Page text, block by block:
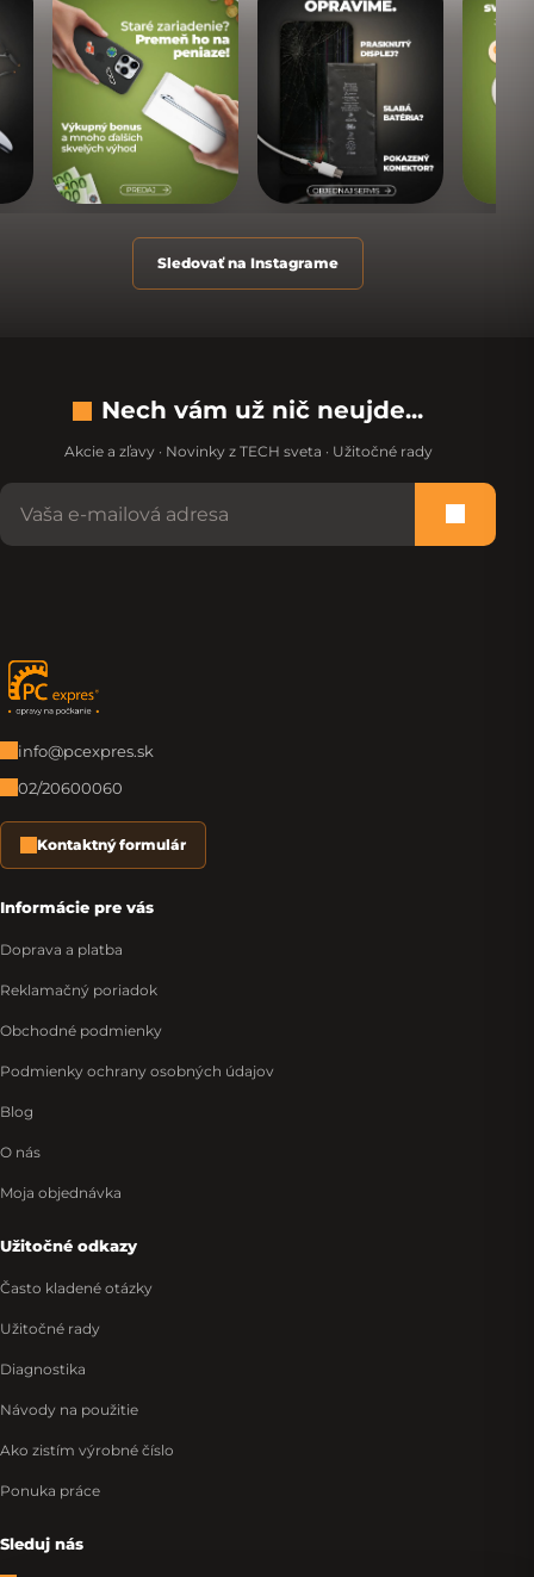
Sledovať na Instagrame
Nech vám už nič neujde...
Akcie a zľavy · Novinky z TECH sveta · Užitočné rady
Nevypĺňajte toto pole:
Zápätie
info@pcexpres.sk
02/20600060
Kontaktný formulár
Informácie pre vás
Doprava a platba
Reklamačný poriadok
Obchodné podmienky
Podmienky ochrany osobných údajov
Blog
O nás
Moja objednávka
Užitočné odkazy
Často kladené otázky
Užitočné rady
Diagnostika
Návody na použitie
Ako zistím výrobné číslo
Ponuka práce
Sleduj nás